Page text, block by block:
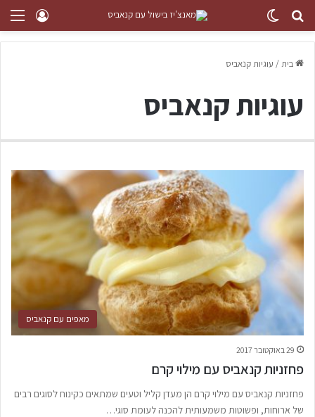
בית/ עוגיות קנאביס
עוגיות קנאביס
מאפים עם קנאביס
29 באוקטובר 2017
פחזניות קנאביס עם מילוי קרם
פחזניות קנאביס עם מילוי קרם הן מעדן קליל וטעים שמתאים כקינוח לסוגים רבים
של ארוחות, ופשוטות משמעותית להכנה לעומת סוגי…